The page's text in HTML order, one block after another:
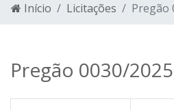
Início Licitações Pregão
Pregão 0030/2025